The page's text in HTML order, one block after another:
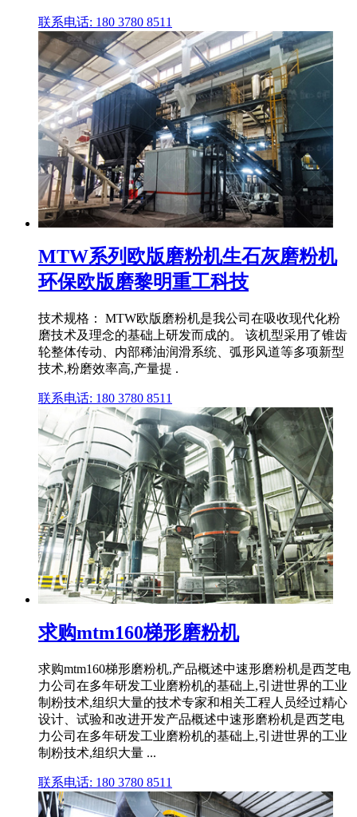
联系电话: 180 3780 8511
MTW系列欧版磨粉机生石灰磨粉机
环保欧版磨黎明重工科技
技术规格： MTW欧版磨粉机是我公司在吸收现代化粉
磨技术及理念的基础上研发而成的。 该机型采用了锥齿
轮整体传动、内部稀油润滑系统、弧形风道等多项新型
技术,粉磨效率高,产量提 .
联系电话: 180 3780 8511
求购mtm160梯形磨粉机
求购mtm160梯形磨粉机,产品概述中速形磨粉机是西芝电
力公司在多年研发工业磨粉机的基础上,引进世界的工业
制粉技术,组织大量的技术专家和相关工程人员经过精心
设计、试验和改进开发产品概述中速形磨粉机是西芝电
力公司在多年研发工业磨粉机的基础上,引进世界的工业
制粉技术,组织大量 ...
联系电话: 180 3780 8511